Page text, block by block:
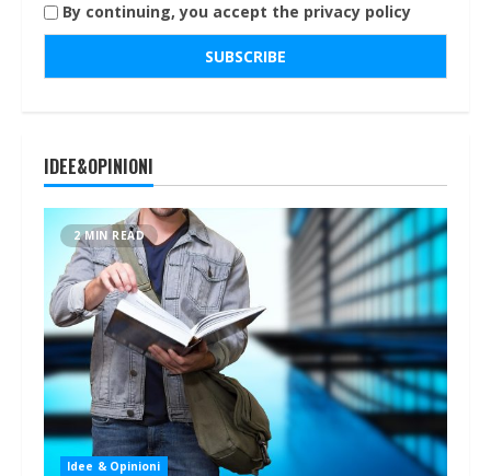
By continuing, you accept the privacy policy
IDEE&OPINIONI
2 MIN READ
Idee & Opinioni